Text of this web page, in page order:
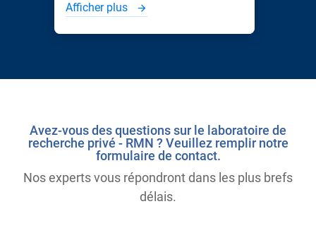
Afficher plus
Avez-vous des questions sur le laboratoire de
recherche privé - RMN ? Veuillez remplir notre
formulaire de contact.
Nos experts vous répondront dans les plus brefs
délais.